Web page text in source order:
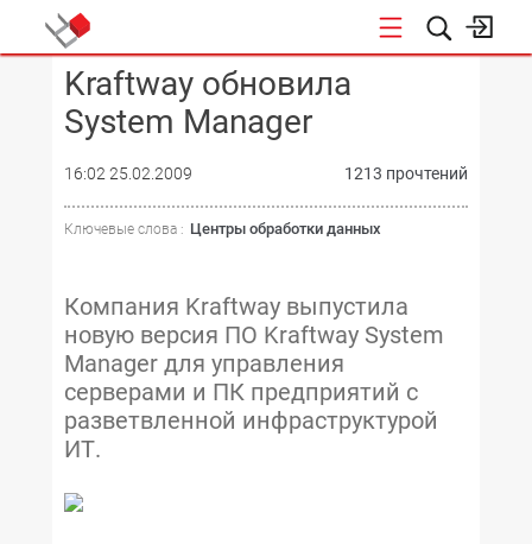
КОНФЕРЕНЦИИ
Kraftway обновила
System Manager
16:02 25.02.2009 1213 прочтений
Ключевые слова : Центры обработки данных
Компания Kraftway выпустила
новую версия ПО Kraftway System
Manager для управления
серверами и ПК предприятий с
разветвленной инфраструктурой
ИТ.